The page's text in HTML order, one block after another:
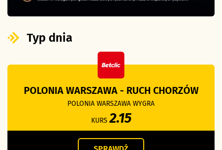
Typ dnia
POLONIA WARSZAWA - RUCH CHORZÓW
POLONIA WARSZAWA WYGRA
KURS2.15